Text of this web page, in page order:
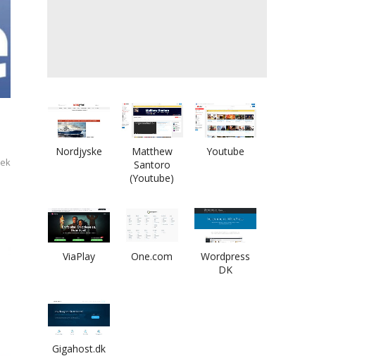
Nordjyske
Matthew
Santoro
(Youtube)
Youtube
ViaPlay One.com
Wordpress
DK
Gigahost.dk